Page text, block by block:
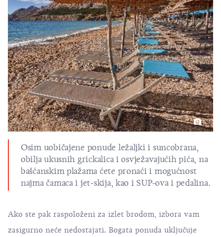
Osim uobičajene ponude ležaljki i suncobrana,
obilja ukusnih grickalica i osvježavajućih pića, na
bašćanskim plažama ćete pronaći i mogućnost
najma čamaca i jet-skija, kao i SUP-ova i pedalina.
Ako ste pak raspoloženi za izlet brodom, izbora vam
zasigurno neće nedostajati. Bogata ponuda uključuje